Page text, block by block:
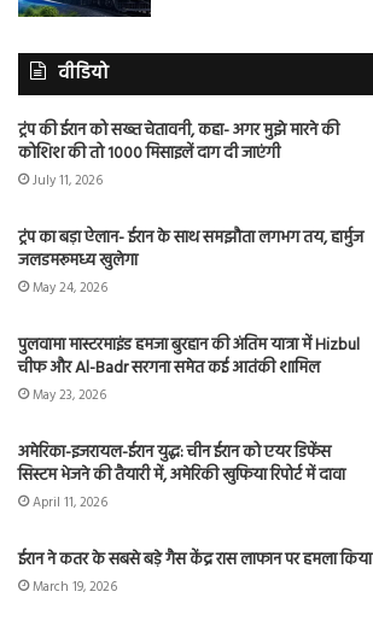
वीडियो
ट्रंप की ईरान को सख्त चेतावनी, कहा- अगर मुझे मारने की
कोशिश की तो 1000 मिसाइलें दाग दी जाएंगी
July 11, 2026
ट्रंप का बड़ा ऐलान- ईरान के साथ समझौता लगभग तय, हार्मुज
जलडमरूमध्य खुलेगा
May 24, 2026
पुलवामा मास्टरमाइंड हमजा बुरहान की अंतिम यात्रा में Hizbul
चीफ और Al-Badr सरगना समेत कई आतंकी शामिल
May 23, 2026
अमेरिका-इजरायल-ईरान युद्ध: चीन ईरान को एयर डिफेंस
सिस्टम भेजने की तैयारी में, अमेरिकी खुफिया रिपोर्ट में दावा
April 11, 2026
ईरान ने कतर के सबसे बड़े गैस केंद्र रास लाफान पर हमला किया
March 19, 2026